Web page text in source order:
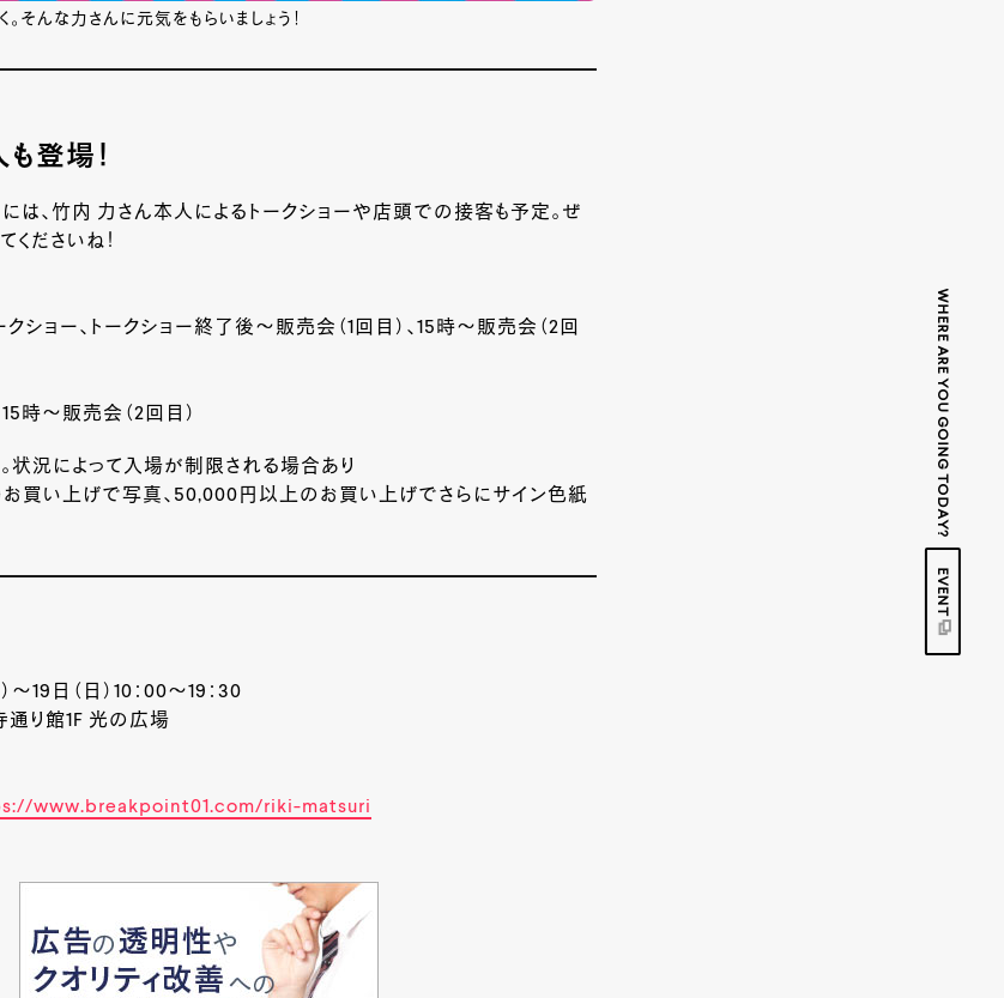
WHERE ARE YOU GOING TODAY?
EVENT
そんな力さんに元気をもらいましょう！
登場！
）には、竹内 力さん本人によるトークショーや店頭での接客も予定。ぜ
ださいね！
ショー、 トークショー終了後〜販売会（1回目）、15時～販売会（2回
時〜販売会（2回目）
況によって入場が制限される場合あり
買い上げで写真、50,000円以上のお買い上げでさらにサイン色紙
19日（日）10：00～19：30
り館1F 光の広場
www.breakpoint01.com/riki-matsuri